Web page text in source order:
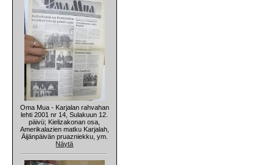
Oma Mua - Karjalan rahvahan
lehti 2001 nr 14, Sulakuun 12.
päivü; Kielizakonan osa,
Amerikalazien matku Karjalah,
Äijänpäivän pruazniekku, ym.
Näytä